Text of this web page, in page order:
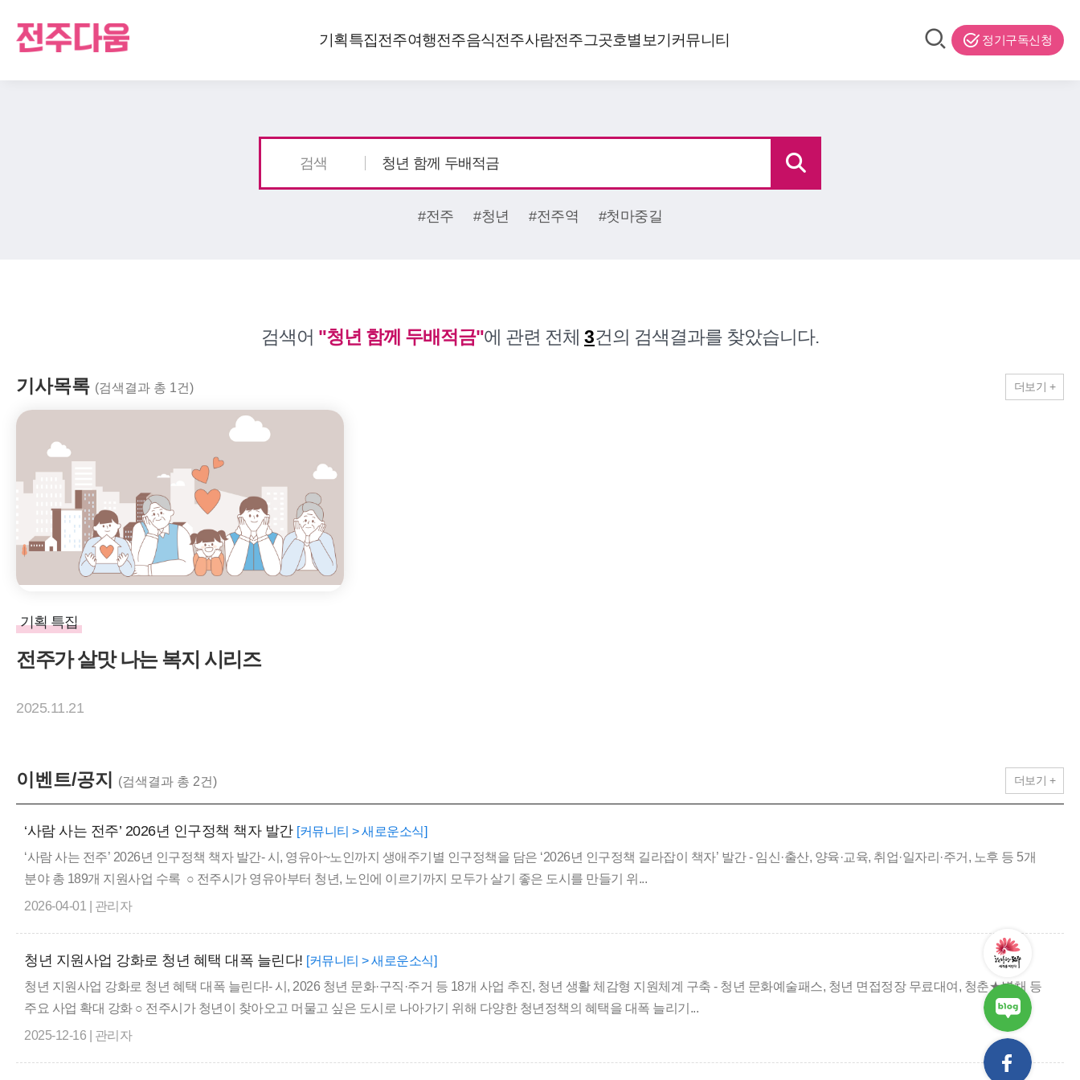
기획특집전주여행전주음식전주사람전주그곳호별보기 커뮤니티 정기구독신청
검색
#전주 #청년 #전주역 #첫마중길
검색어 "청년 함께 두배적금"에 관련 전체 3건의 검색결과를 찾았습니다.
기사목록 (검색결과 총 1건) 더보기 +
기획 특집
전주가 살맛 나는 복지 시리즈
2025.11.21
이벤트/공지 (검색결과 총 2건) 더보기 +
‘사람 사는 전주’ 2026년 인구정책 책자 발간 [커뮤니티 > 새로운소식]
‘사람 사는 전주’ 2026년 인구정책 책자 발간- 시, 영유아~노인까지 생애주기별 인구정책을 담은 ‘2026년 인구정책 길라잡이 책자’ 발간 - 임신·출산, 양육·교육, 취업·일자리·주거, 노후 등 5개
분야 총 189개 지원사업 수록 ○ 전주시가 영유아부터 청년, 노인에 이르기까지 모두가 살기 좋은 도시를 만들기 위...
2026-04-01 | 관리자
청년 지원사업 강화로 청년 혜택 대폭 늘린다! [커뮤니티 > 새로운소식]
청년 지원사업 강화로 청년 혜택 대폭 늘린다!- 시, 2026 청년 문화·구직·주거 등 18개 사업 추진, 청년 생활 체감형 지원체계 구축 - 청년 문화예술패스, 청년 면접정장 무료대여, 청춘★별채 등
주요 사업 확대 강화 ○ 전주시가 청년이 찾아오고 머물고 싶은 도시로 나아가기 위해 다양한 청년정책의 혜택을 대폭 늘리기...
2025-12-16 | 관리자